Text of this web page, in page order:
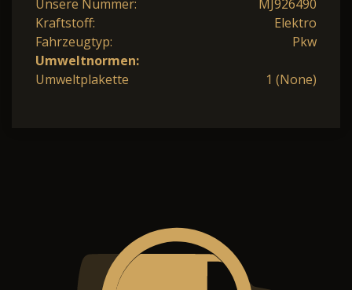
Unsere Nummer:
MJ926490
Kraftstoff:
Elektro
Fahrzeugtyp:
Pkw
Umweltnormen:
Umweltplakette
1 (None)